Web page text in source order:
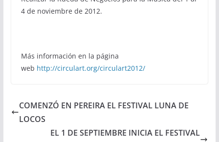
4 de noviembre de 2012.
Más información en la página
web http://circulart.org/circulart2012/
COMENZÓ EN PEREIRA EL FESTIVAL LUNA DE
LOCOS
EL 1 DE SEPTIEMBRE INICIA EL FESTIVAL